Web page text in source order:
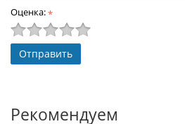
Оценка:*
Рекомендуем